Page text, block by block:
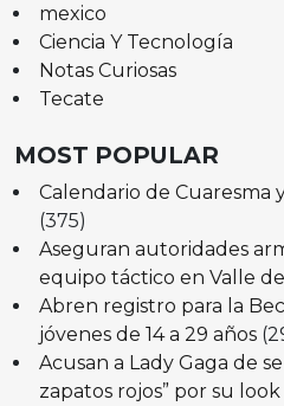
mexico
Ciencia Y Tecnología
Notas Curiosas
Tecate
MOST POPULAR
Calendario de Cuaresma
(375)
Aseguran autoridades
equipo táctico en Valle
Abren registro para la
jóvenes de 14 a 29 años
Acusan a Lady Gaga de
zapatos rojos” por su